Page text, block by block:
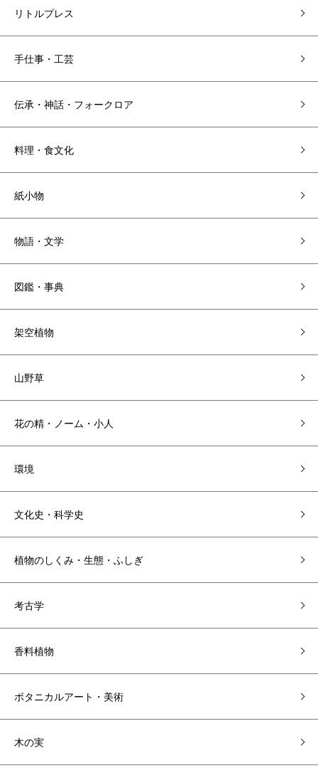
リトルプレス
手仕事・工芸
伝承・神話・フォークロア
料理・食文化
紙小物
物語・文学
図鑑・事典
架空植物
山野草
花の精・ノーム・小人
環境
文化史・科学史
植物のしくみ・生態・ふしぎ
考古学
香料植物
ボタニカルアート・美術
木の実